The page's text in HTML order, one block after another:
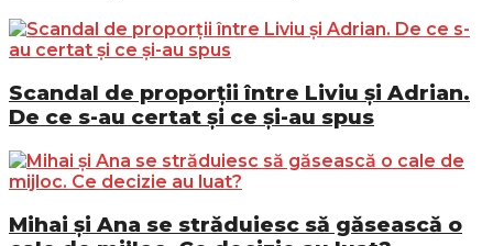
Scandal de proporții între Liviu și Adrian.
De ce s-au certat și ce și-au spus
Mihai și Ana se străduiesc să găsească o